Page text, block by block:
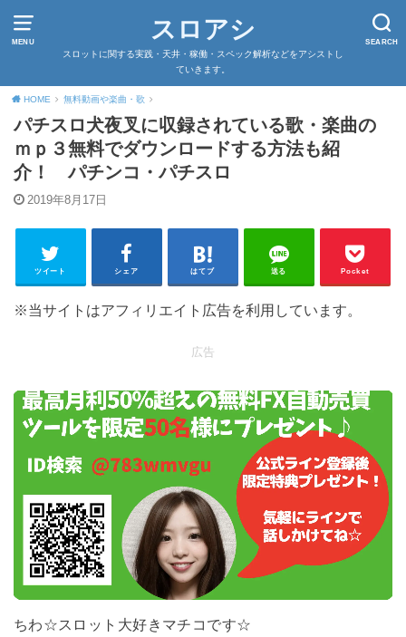
MENU SEARCH
スロアシ
スロットに関する実践・天井・稼働・スペック解析などをアシストし
ていきます。
HOME 無料動画や楽曲・歌
パチスロ犬夜叉に収録されている歌・楽曲の
ｍｐ３無料でダウンロードする方法も紹
介！ パチンコ・パチスロ
2019年8月17日
ツイート シェア はてブ 送る Pocket
※当サイトはアフィリエイト広告を利用しています。
広告
ちわ☆スロット大好きマチコです☆